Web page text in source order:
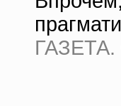
ГАЗЕТА.